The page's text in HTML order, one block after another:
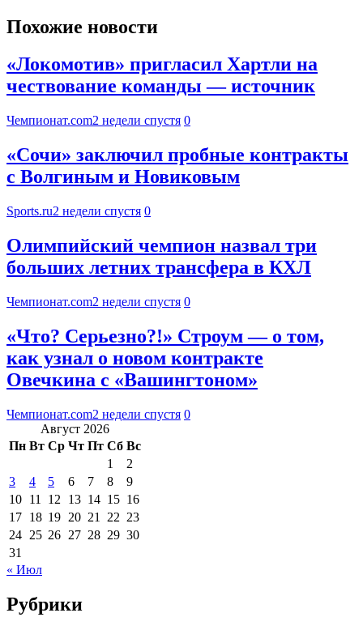
Похожие новости
«Локомотив» пригласил Хартли на
чествование команды — источник
Чемпионат.com2 недели спустя 0
«Сочи» заключил пробные контракты
с Волгиным и Новиковым
Sports.ru2 недели спустя 0
Олимпийский чемпион назвал три
больших летних трансфера в КХЛ
Чемпионат.com2 недели спустя 0
«Что? Серьезно?!» Строум — о том,
как узнал о новом контракте
Овечкина с «Вашингтоном»
Чемпионат.com2 недели спустя 0
Август 2026
Пн Вт Ср Чт Пт Сб Вс
1
2
3
4 5 6 7 8
9
10 11 12 13 14 15 16
17 18 19 20 21 22 23
24 25 26 27 28 29 30
31
« Июл
Рубрики